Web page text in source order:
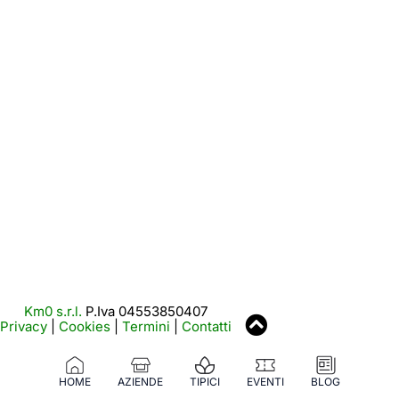
HOME AZIENDE TIPICI EVENTI BLOG
Km0 s.r.l. P.Iva 04553850407
Privacy
Cookies Termini Contatti